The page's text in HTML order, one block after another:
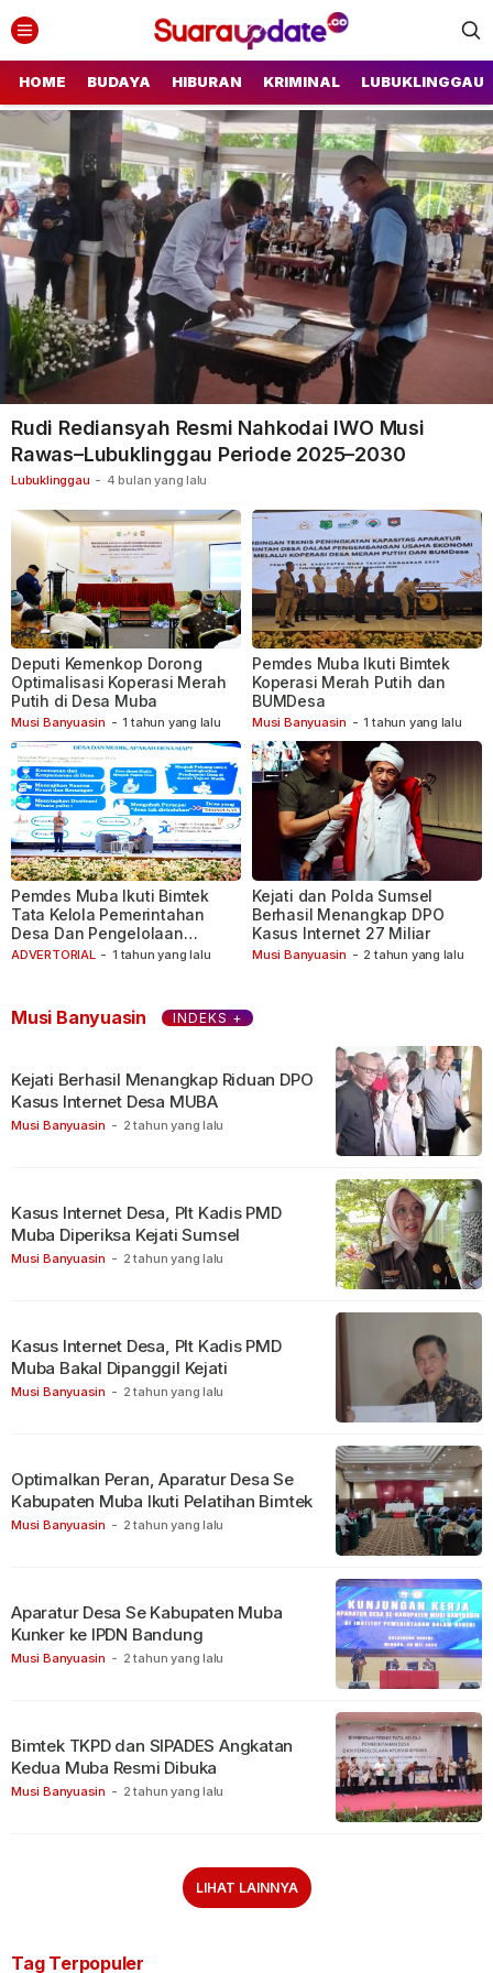
Suara Update
Suara Update
HOME BUDAYA HIBURAN KRIMINAL LUBUKLINGGAU
Lubuklinggau - 4 bulan yang lalu
Rudi Rediansyah Resmi Nahkodai IWO Musi
Rawas–Lubuklinggau Periode 2025–2030
Musi Banyuasin - 1 tahun yang lalu
Deputi Kemenkop Dorong
Optimalisasi Koperasi Merah
Putih di Desa Muba
Musi Banyuasin - 1 tahun yang lalu
Pemdes Muba Ikuti Bimtek
Koperasi Merah Putih dan
BUMDesa
ADVERTORIAL - 1 tahun yang lalu
Pemdes Muba Ikuti Bimtek
Tata Kelola Pemerintahan
Desa Dan Pengelolaan
Aplikasi Siskeudes V 2.0.7
Musi Banyuasin - 2 tahun yang lalu
Kejati dan Polda Sumsel
Berhasil Menangkap DPO
Kasus Internet 27 Miliar
Musi Banyuasin INDEKS +
Musi Banyuasin - 2 tahun yang lalu
Kejati Berhasil Menangkap Riduan DPO
Kasus Internet Desa MUBA
Musi Banyuasin - 2 tahun yang lalu
Kasus Internet Desa, Plt Kadis PMD
Muba Diperiksa Kejati Sumsel
Musi Banyuasin - 2 tahun yang lalu
Kasus Internet Desa, Plt Kadis PMD
Muba Bakal Dipanggil Kejati
Musi Banyuasin - 2 tahun yang lalu
Optimalkan Peran, Aparatur Desa Se
Kabupaten Muba Ikuti Pelatihan Bimtek
Musi Banyuasin - 2 tahun yang lalu
Aparatur Desa Se Kabupaten Muba
Kunker ke IPDN Bandung
Musi Banyuasin - 2 tahun yang lalu
Bimtek TKPD dan SIPADES Angkatan
Kedua Muba Resmi Dibuka
LIHAT LAINNYA
Tag Terpopuler